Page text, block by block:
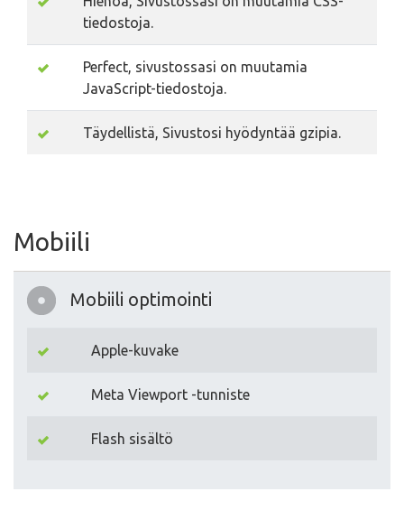
tiedostoja.
Perfect, sivustossasi on muutamia
JavaScript-tiedostoja.
Täydellistä, Sivustosi hyödyntää gzipia.
Mobiili
Mobiili optimointi
Apple-kuvake
Meta Viewport -tunniste
Flash sisältö